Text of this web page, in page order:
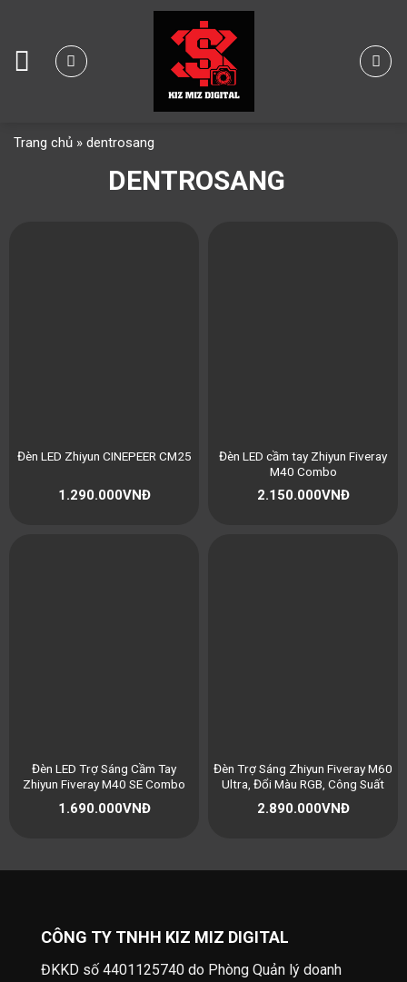
content
Trang chủ » dentrosang
DENTROSANG
Đèn LED Zhiyun CINEPEER CM25
1.290.000VNĐ
Đèn LED cầm tay Zhiyun Fiveray
M40 Combo
2.150.000VNĐ
Đèn LED Trợ Sáng Cầm Tay
Zhiyun Fiveray M40 SE Combo
1.690.000VNĐ
Đèn Trợ Sáng Zhiyun Fiveray M60
Ultra, Đổi Màu RGB, Công Suất
Hãng
2.890.000VNĐ
CÔNG TY TNHH KIZ MIZ DIGITAL
ĐKKD số 4401125740 do Phòng Quản lý doanh